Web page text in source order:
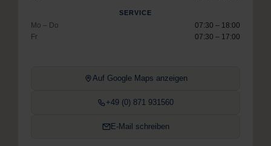
SERVICE
Mo – Do
07:30 – 18:00
Fr
07:30 – 17:00
Auf Google Maps anzeigen
+49 (0) 871 931560
E-Mail schreiben